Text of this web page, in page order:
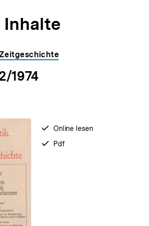
1974
verfügbar
Online lesen
verfügbar
Pdf